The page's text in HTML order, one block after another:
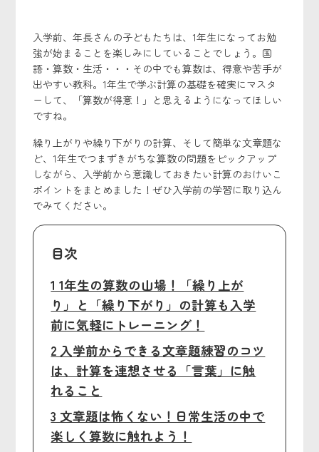
入学前、年長さんの子どもたちは、1年生になってお勉
強が始まることを楽しみにしていることでしょう。国
語・算数・生活・・・その中でも算数は、得意や苦手が
出やすい教科。1年生で学ぶ計算の基礎を確実にマスタ
ーして、「算数が得意！」と思えるようになってほしい
ですね。
繰り上がりや繰り下がりの計算、そして簡単な文章題な
ど、1年生でつまずきがちな算数の問題をピックアップ
しながら、入学前から意識しておきたい計算のおけいこ
ポイントをまとめました！ぜひ入学前の学習に取り込ん
でみてください。
目次
1 1年生の算数の山場！「繰り上が
り」と「繰り下がり」の計算も入学
前に気軽にトレーニング！
2 入学前からできる文章題練習のコツ
は、計算を連想させる「言葉」に触
れること
3 文章題は怖くない！日常生活の中で
楽しく算数に触れよう！